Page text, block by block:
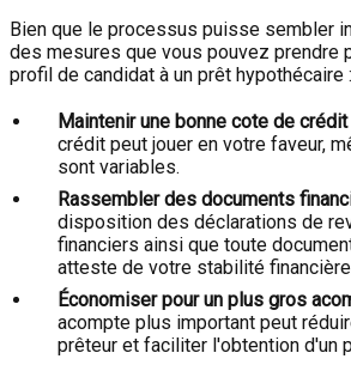
Bien que le processus puisse sembler
des mesures que vous pouvez prendre
profil de candidat à un prêt hypothécaire :
Maintenir une bonne cote de crédit
crédit peut jouer en votre faveur,
sont variables.
Rassembler des documents
disposition des déclarations de
financiers ainsi que toute
atteste de votre stabilité
Économiser pour un plus gros
acompte plus important peut
prêteur et faciliter l'obtention d'un